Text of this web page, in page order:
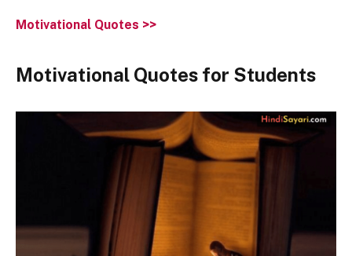
Motivational Quotes >>
Motivational Quotes for Students